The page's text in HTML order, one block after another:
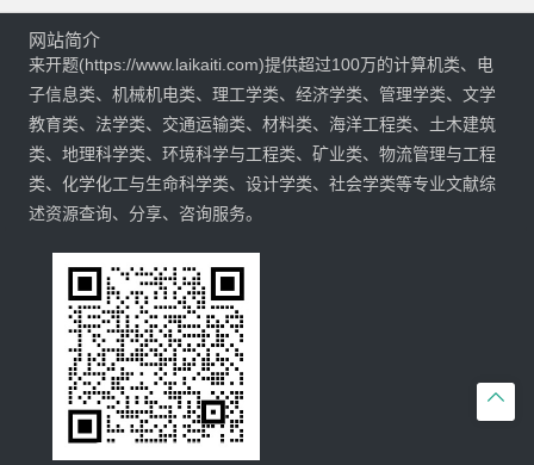

网站简介
来开题(https://www.laikaiti.com)提供超过100万的计算机类、电
子信息类、机械机电类、理工学类、经济学类、管理学类、文学
教育类、法学类、交通运输类、材料类、海洋工程类、土木建筑
类、地理科学类、环境科学与工程类、矿业类、物流管理与工程
类、化学化工与生命科学类、设计学类、社会学类等专业文献综
述资源查询、分享、咨询服务。